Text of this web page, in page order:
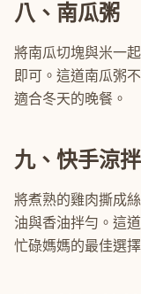
八、南瓜粥
將南瓜切塊與米一
即可。這道南瓜粥
適合冬天的晚餐。
九、快手涼
將煮熟的雞肉撕成
油與香油拌勻。這
忙碌媽媽的最佳選擇